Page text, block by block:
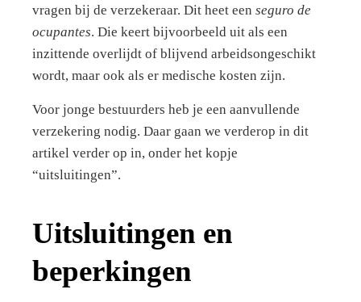
vragen bij de verzekeraar. Dit heet een seguro de
ocupantes. Die keert bijvoorbeeld uit als een
inzittende overlijdt of blijvend arbeidsongeschikt
wordt, maar ook als er medische kosten zijn.
Voor jonge bestuurders heb je een aanvullende
verzekering nodig. Daar gaan we verderop in dit
artikel verder op in, onder het kopje
“uitsluitingen”.
Uitsluitingen en
beperkingen